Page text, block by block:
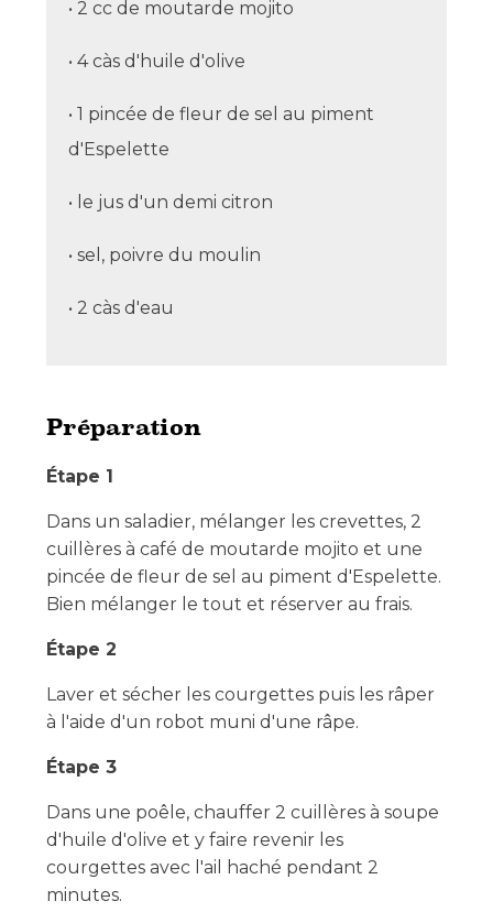
• 2 cc de moutarde mojito
• 4 càs d'huile d'olive
• 1 pincée de fleur de sel au piment
d'Espelette
• le jus d'un demi citron
• sel, poivre du moulin
• 2 càs d'eau
Préparation
Étape 1
Dans un saladier, mélanger les crevettes, 2
cuillères à café de moutarde mojito et une
pincée de fleur de sel au piment d'Espelette.
Bien mélanger le tout et réserver au frais.
Étape 2
Laver et sécher les courgettes puis les râper
à l'aide d'un robot muni d'une râpe.
Étape 3
Dans une poêle, chauffer 2 cuillères à soupe
d'huile d'olive et y faire revenir les
courgettes avec l'ail haché pendant 2
minutes.